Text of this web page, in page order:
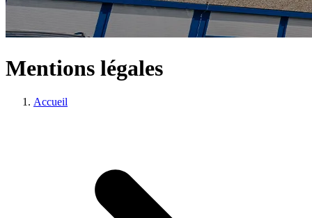
Mentions légales
Accueil